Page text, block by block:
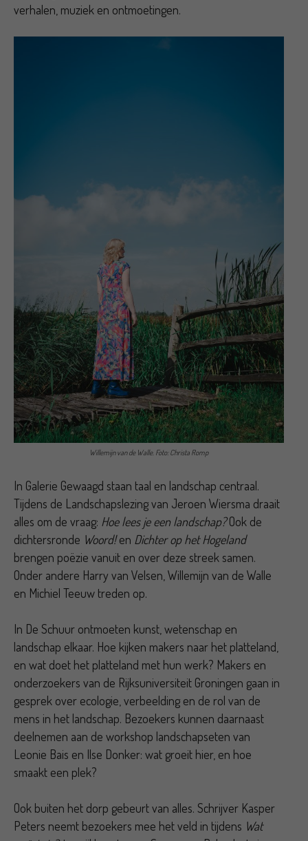
verhalen, muziek en ontmoetingen.
Willemijn van de Walle. Foto: Christa Romp
In Galerie Gewaagd staan taal en landschap centraal.
Tijdens de Landschapslezing van Jeroen Wiersma draait
alles om de vraag: Hoe lees je een landschap?Ook de
dichtersronde Woord!en Dichter op het Hogeland
brengen poëzie vanuit en over deze streek samen.
Onder andere Harry van Velsen, Willemijn van de Walle
en Michiel Teeuw treden op.
In De Schuur ontmoeten kunst, wetenschap en
landschap elkaar. Hoe kijken makers naar het platteland,
en wat doet het platteland met hun werk? Makers en
onderzoekers van de Rijksuniversiteit Groningen gaan in
gesprek over ecologie, verbeelding en de rol van de
mens in het landschap. Bezoekers kunnen daarnaast
deelnemen aan de workshop landschapseten van
Leonie Bais en Ilse Donker: wat groeit hier, en hoe
smaakt een plek?
Ook buiten het dorp gebeurt van alles. Schrijver Kasper
Peters neemt bezoekers mee het veld in tijdens Wat